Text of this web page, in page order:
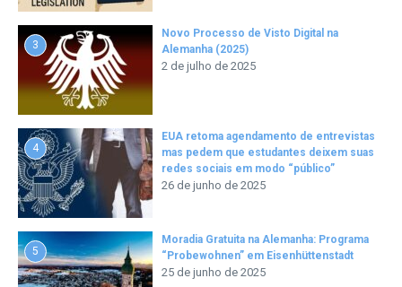
3
Novo Processo de Visto Digital na
Alemanha (2025)
2 de julho de 2025
4
EUA retoma agendamento de entrevistas
mas pedem que estudantes deixem suas
redes sociais em modo “público”
26 de junho de 2025
5
Moradia Gratuita na Alemanha: Programa
“Probewohnen” em Eisenhüttenstadt
25 de junho de 2025